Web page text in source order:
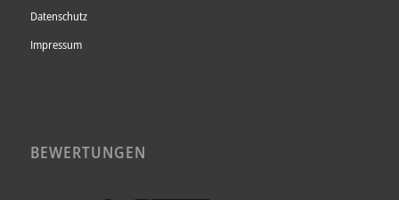
Datenschutz
Impressum
BEWERTUNGEN